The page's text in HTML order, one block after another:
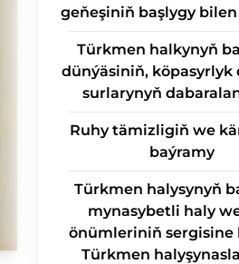
geňeşiniň başlygy
Türk­men hal­ky­nyň
dün­ýä­si­niň,
sur­la­ry­nyň
Ruhy tämizligiň we
baýramy
Türkmen halysynyň
mynasybetli haly
önümleriniň sergisine
Türkmen